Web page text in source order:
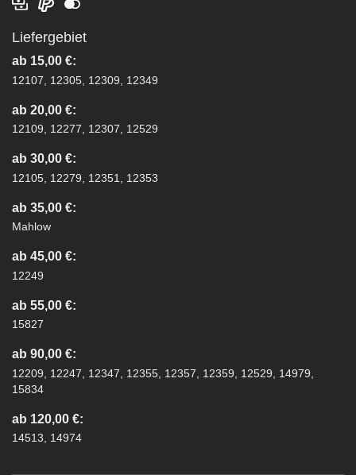
Liefergebiet
ab 15,00 €:
12107, 12305, 12309, 12349
ab 20,00 €:
12109, 12277, 12307, 12529
ab 30,00 €:
12105, 12279, 12351, 12353
ab 35,00 €:
Mahlow
ab 45,00 €:
12249
ab 55,00 €:
15827
ab 90,00 €:
12209, 12247, 12347, 12355, 12357, 12359, 12529, 14979,
15834
ab 120,00 €:
14513, 14974